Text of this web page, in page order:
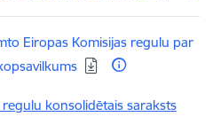
Eiropas Komisijas regulu par
konsolidētais saraksts